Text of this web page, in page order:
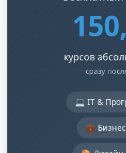
курсов
сразу
💻 IT &
💼